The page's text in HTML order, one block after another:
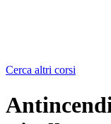
Cerca altri corsi